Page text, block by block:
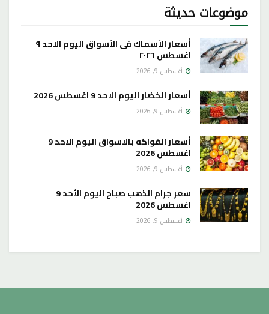
موضوعات حديثة
أسعار الأسماك فى الأسواق اليوم الاحد ٩
اغسطس ٢٠٢٦
أغسطس 9, 2026
أسعار الخضار اليوم الاحد 9 اغسطس 2026
أغسطس 9, 2026
أسعار الفواكه بالاسواق اليوم الاحد 9
اغسطس 2026
أغسطس 9, 2026
سعر جرام الذهب صباح اليوم الأحد 9
اغسطس 2026
أغسطس 9, 2026